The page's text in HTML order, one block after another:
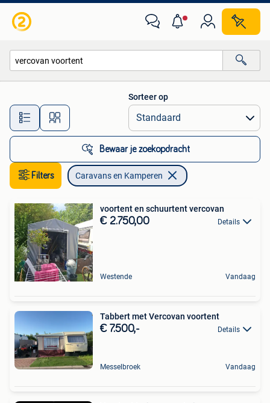
Alle afstanden…
Sorteer op
Bewaar je zoekopdracht
Filters Caravans en Kamperen
voortent en schuurtent vercovan
€ 2.750,00 Details
Westende Vandaag
Tabbert met Vercovan voortent
€ 7.500,- Details
Messelbroek Vandaag